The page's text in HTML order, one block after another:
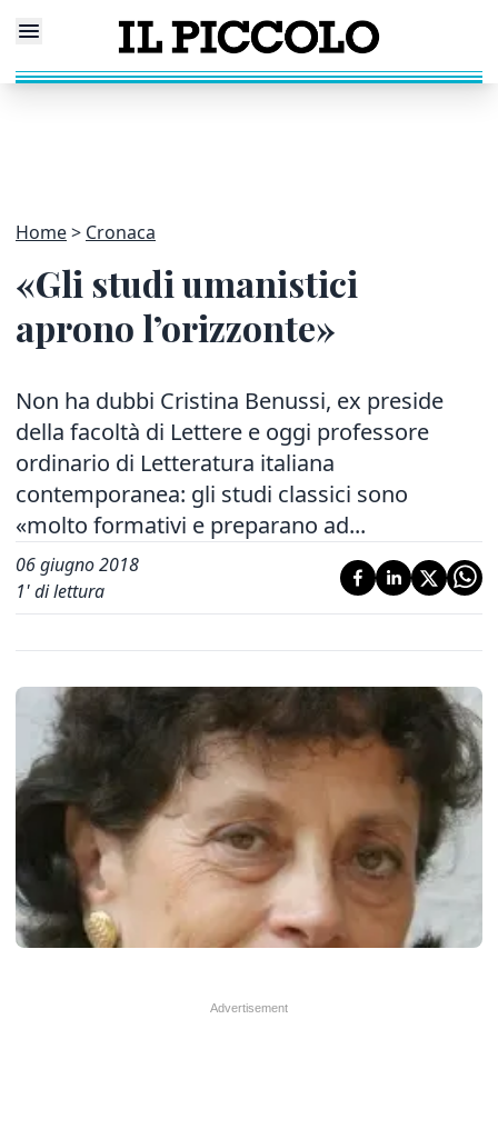
Home Cronaca
«Gli studi umanistici
aprono l’orizzonte»
Non ha dubbi Cristina Benussi, ex preside
della facoltà di Lettere e oggi professore
ordinario di Letteratura italiana
contemporanea: gli studi classici sono
«molto formativi e preparano ad...
06 giugno 2018
1' di lettura